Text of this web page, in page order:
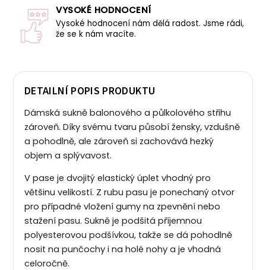
VYSOKÉ HODNOCENÍ
Vysoké hodnocení nám dělá radost. Jsme rádi,
že se k nám vracíte.
DETAILNÍ POPIS PRODUKTU
Dámská sukně balonového a půlkolového střihu
zároveň. Díky svému tvaru působí žensky, vzdušně
a pohodlně, ale zároveň si zachovává hezký
objem a splývavost.
V pase je dvojitý elastický úplet vhodný pro
většinu velikostí. Z rubu pasu je ponechaný otvor
pro případné vložení gumy na zpevnění nebo
stažení pasu. Sukně je podšitá příjemnou
polyesterovou podšívkou, takže se dá pohodlně
nosit na punčochy i na holé nohy a je vhodná
celoročně.